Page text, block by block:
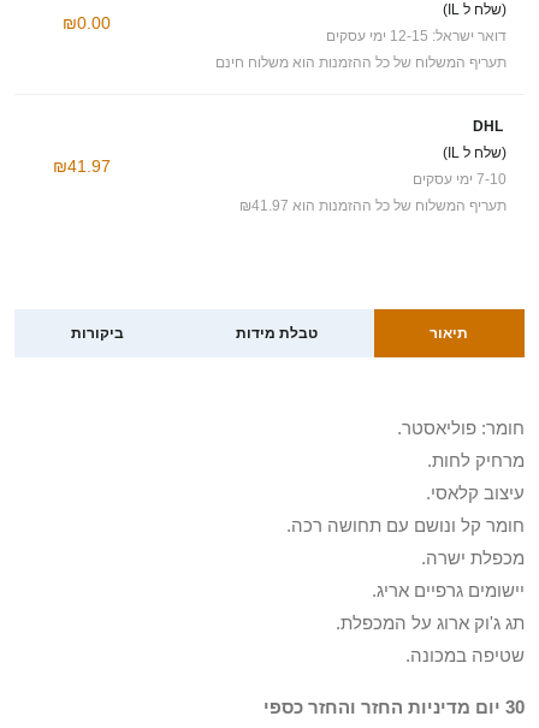
(שלח ל IL)
דואר ישראל: 12-15 ימי עסקים
תעריף המשלוח של כל ההזמנות הוא משלוח חינם
₪0.00
DHL
(שלח ל IL)
7-10 ימי עסקים
תעריף המשלוח של כל ההזמנות הוא ₪41.97
₪41.97
תיאור טבלת מידות ביקורות
חומר: פוליאסטר.
מרחיק לחות.
עיצוב קלאסי.
חומר קל ונושם עם תחושה רכה.
מכפלת ישרה.
יישומים גרפיים אריג.
תג ג'וק ארוג על המכפלת.
שטיפה במכונה.
30 יום מדיניות החזר והחזר כספי